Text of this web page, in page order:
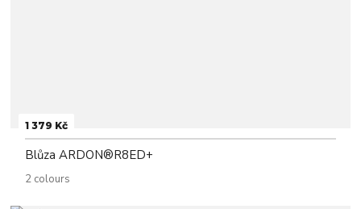
1 379 Kč
Blůza ARDON®R8ED+
2 colours